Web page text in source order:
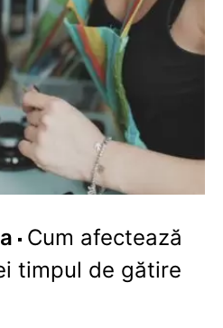
Cum afectează
timpul de gătire